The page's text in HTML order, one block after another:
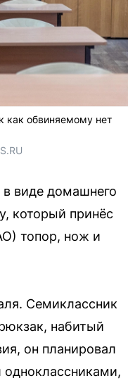
как обвиняемому нет
виде домашнего
который принёс
топор, нож и
Семиклассник
набитый
он планировал
одноклассниками,